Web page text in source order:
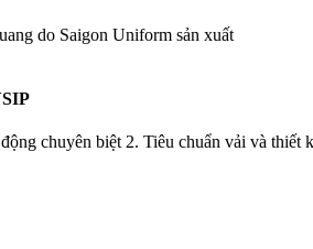
chuyên biệt 2. Tiêu chuẩn vải và